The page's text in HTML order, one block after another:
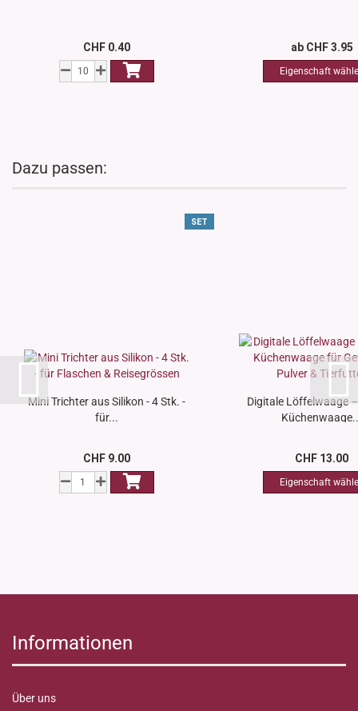
CHF 0.40 ab CHF 3.95
Dazu passen:
SET
Mini Trichter aus Silikon - 4 Stk. -
für...
CHF 9.00
Digitale Löffelwaage
CHF 13.00
Informationen
Über uns